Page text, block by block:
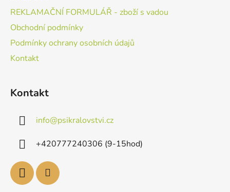
REKLAMAČNÍ FORMULÁŘ - zboží s vadou
Obchodní podmínky
Podmínky ochrany osobních údajů
Kontakt
Kontakt
info@psikralovstvi.cz
+420777240306 (9-15hod)